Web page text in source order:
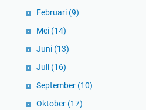
Februari (9)
Mei (14)
Juni (13)
Juli (16)
September (10)
Oktober (17)